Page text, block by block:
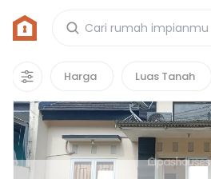
Harga Luas Tanah
Rumah di Perumahan
4properti